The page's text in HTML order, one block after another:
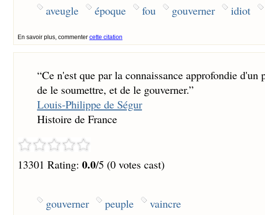
aveugle époque fou gouverner idiot
En savoir plus, commenter cette citation
“Ce n'est que par la connaissance approfondie
de le soumettre, et de le gouverner.”
Louis-Philippe de Ségur
Histoire de France
13301 Rating: 0.0/5 (0 votes cast)
gouverner peuple vaincre